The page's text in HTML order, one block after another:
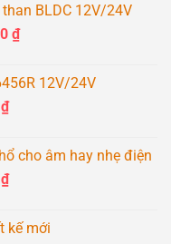
tại
là:
BLDC 12V/24V
₫Khoảng
4.500.000 ₫
12V/24V
₫Giá
là:
3.700.000 ₫.
cho âm hay nhẹ điện
₫Giá
là:
kế mới